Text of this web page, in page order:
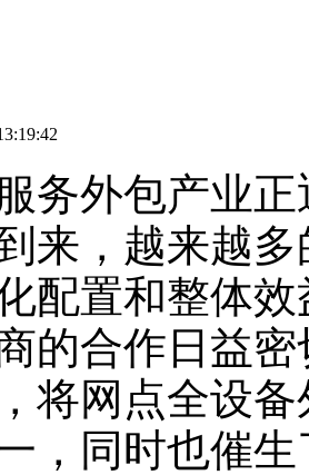
务外包产业
来，越来越
配置和整体
的合作日益
将网点全设
，同时也催